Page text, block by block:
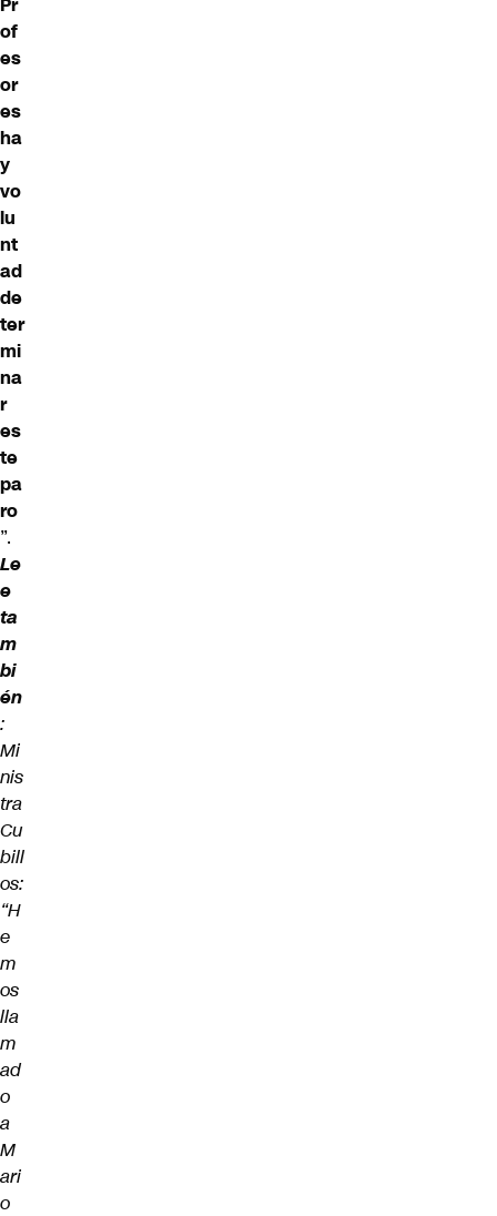
of
es
or
es
ha
y
vo
lu
nt
ad
de
ter
mi
na
r
es
te
pa
ro
”.
Le
e
ta
m
bi
én
:
Mi
nis
tra
Cu
bill
os:
“H
e
m
os
lla
m
ad
o
a
M
ari
o